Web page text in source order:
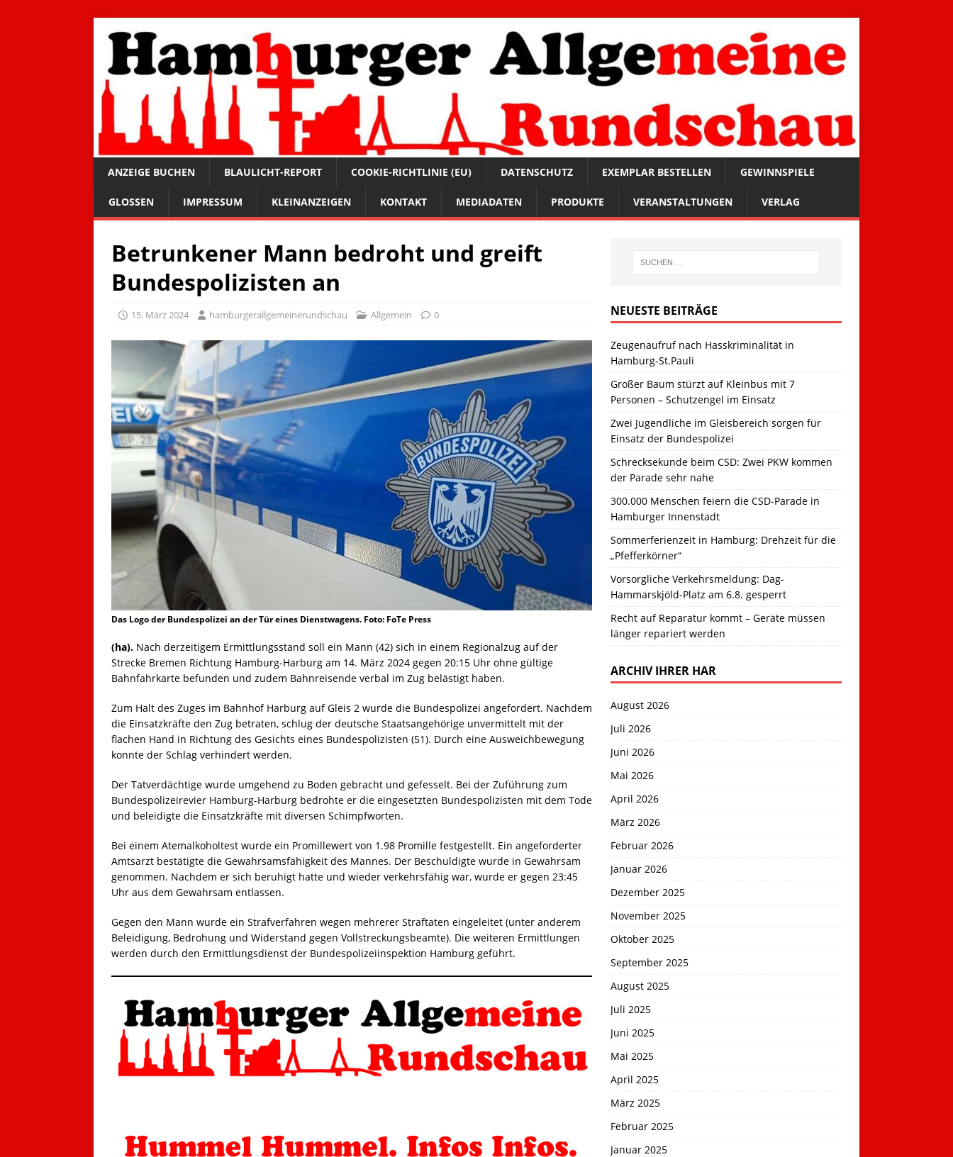
ANZEIGE BUCHEN BLAULICHT-REPORT COOKIE-RICHTLINIE (EU) DATENSCHUTZ EXEMPLAR BESTELLEN GEWINNSPIELE
GLOSSEN IMPRESSUM KLEINANZEIGEN KONTAKT MEDIADATEN PRODUKTE VERANSTALTUNGEN VERLAG
Betrunkener Mann bedroht und greift
Bundespolizisten an
15. März 2024 hamburgerallgemeinerundschau Allgemein 0
Das Logo der Bundespolizei an der Tür eines Dienstwagens. Foto: FoTe Press
(ha). Nach derzeitigem Ermittlungsstand soll ein Mann (42) sich in einem Regionalzug auf der
Strecke Bremen Richtung Hamburg-Harburg am 14. März 2024 gegen 20:15 Uhr ohne gültige
Bahnfahrkarte befunden und zudem Bahnreisende verbal im Zug belästigt haben.
Zum Halt des Zuges im Bahnhof Harburg auf Gleis 2 wurde die Bundespolizei angefordert. Nachdem
die Einsatzkräfte den Zug betraten, schlug der deutsche Staatsangehörige unvermittelt mit der
flachen Hand in Richtung des Gesichts eines Bundespolizisten (51). Durch eine Ausweichbewegung
konnte der Schlag verhindert werden.
Der Tatverdächtige wurde umgehend zu Boden gebracht und gefesselt. Bei der Zuführung zum
Bundespolizeirevier Hamburg-Harburg bedrohte er die eingesetzten Bundespolizisten mit dem Tode
und beleidigte die Einsatzkräfte mit diversen Schimpfworten.
Bei einem Atemalkoholtest wurde ein Promillewert von 1.98 Promille festgestellt. Ein angeforderter
Amtsarzt bestätigte die Gewahrsamsfähigkeit des Mannes. Der Beschuldigte wurde in Gewahrsam
genommen. Nachdem er sich beruhigt hatte und wieder verkehrsfähig war, wurde er gegen 23:45
Uhr aus dem Gewahrsam entlassen.
Gegen den Mann wurde ein Strafverfahren wegen mehrerer Straftaten eingeleitet (unter anderem
Beleidigung, Bedrohung und Widerstand gegen Vollstreckungsbeamte). Die weiteren Ermittlungen
werden durch den Ermittlungsdienst der Bundespolizeiinspektion Hamburg geführt.
NEUESTE BEITRÄGE
Zeugenaufruf nach Hasskriminalität in
Hamburg-St.Pauli
Großer Baum stürzt auf Kleinbus mit 7
Personen – Schutzengel im Einsatz
Zwei Jugendliche im Gleisbereich sorgen für
Einsatz der Bundespolizei
Schrecksekunde beim CSD: Zwei PKW kommen
der Parade sehr nahe
300.000 Menschen feiern die CSD-Parade in
Hamburger Innenstadt
Sommerferienzeit in Hamburg: Drehzeit für die
„Pfefferkörner“
Vorsorgliche Verkehrsmeldung: Dag-
Hammarskjöld-Platz am 6.8. gesperrt
Recht auf Reparatur kommt – Geräte müssen
länger repariert werden
ARCHIV IHRER HAR
August 2026
Juli 2026
Juni 2026
Mai 2026
April 2026
März 2026
Februar 2026
Januar 2026
Dezember 2025
November 2025
Oktober 2025
September 2025
August 2025
Juli 2025
Juni 2025
Mai 2025
April 2025
März 2025
Februar 2025
Januar 2025